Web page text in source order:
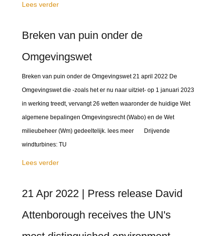
Lees verder
Breken van puin onder de
Omgevingswet
Breken van puin onder de Omgevingswet 21 april 2022 De
Omgevingswet die -zoals het er nu naar uitziet- op 1 januari 2023
in werking treedt, vervangt 26 wetten waaronder de huidige Wet
algemene bepalingen Omgevingsrecht (Wabo) en de Wet
milieubeheer (Wm) gedeeltelijk. lees meer Drijvende
windturbines: TU
Lees verder
21 Apr 2022 | Press release David
Attenborough receives the UN's